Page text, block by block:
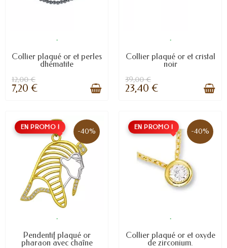
.
Collier plaqué or et perles
dhématite
12,00 €
7,20 €
.
Collier plaqué or et cristal
noir
39,00 €
23,40 €
EN PROMO ! -40%
.
Pendentif plaqué or
pharaon avec chaîne
EN PROMO ! -40%
.
Collier plaqué or et oxyde
de zirconium.